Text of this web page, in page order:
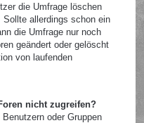
die Umfrage löschen
Sollte allerdings schon ein
die Umfrage nur noch
geändert oder gelöscht
von laufenden
nicht zugreifen?
oder Gruppen